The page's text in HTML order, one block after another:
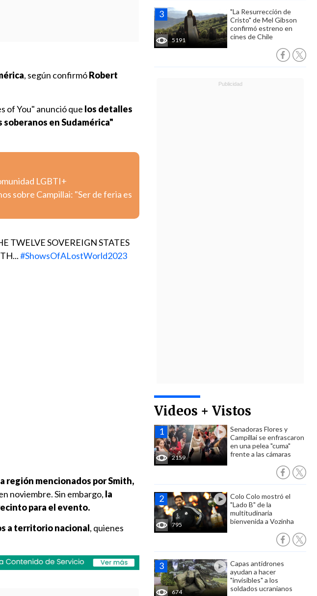
5191
"La Resurrección de
Cristo" de Mel Gibson
confirmó estreno en
cines de Chile
Videos + Vistos
2159
Senadoras Flores y
Campillai se enfrascaron
en una pelea "cuma"
frente a las cámaras
795
Colo Colo mostró el
"Lado B" de la
multitudinaria
bienvenida a Vozinha
674
Capas antidrones
ayudan a hacer
"invisibles" a los
soldados ucranianos
, según confirmóRobert
of You" anunció que los detalles
en Sudamérica"
LGBTI+
sobre Campillai: "Ser de feria es
TWELVE SOVEREIGN STATES
#ShowsOfALostWorld2023
región mencionados por Smith,
noviembre. Sin embargo, la
para el evento.
a territorio nacional, quienes